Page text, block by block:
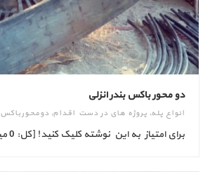
دو محور باکس بندر انزلی
انواع پله, پروژه های در دست اقدام, دومحورباکس
برای امتیاز به این نوشته کلیک کنید! [کل: 0 میانگین: 0]